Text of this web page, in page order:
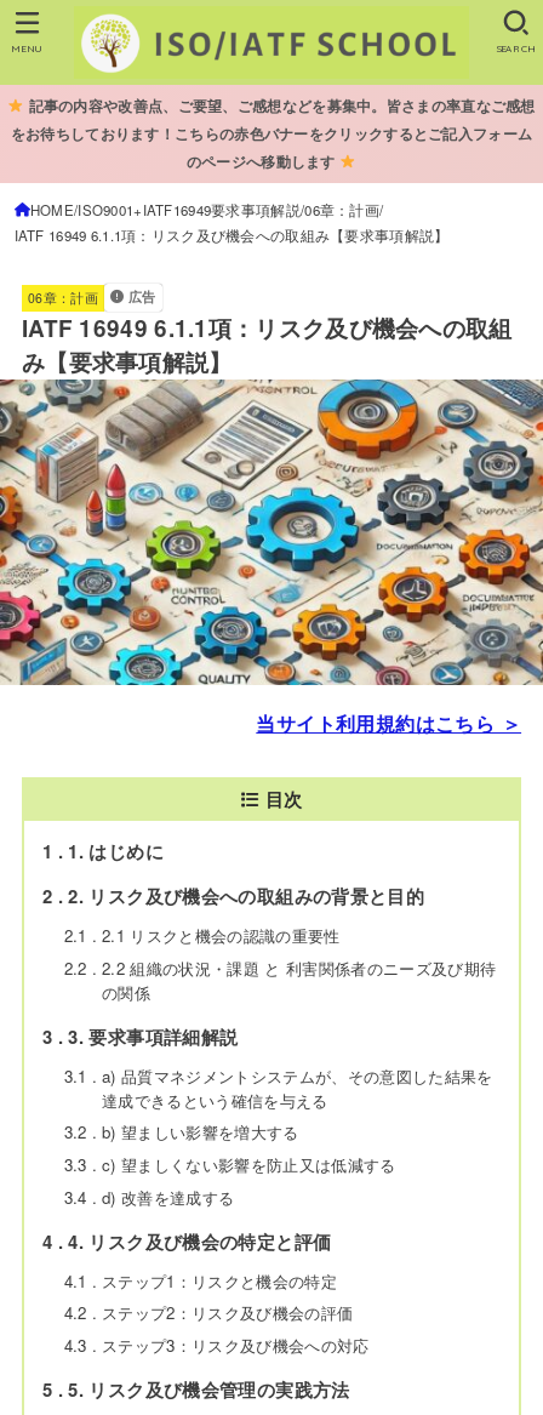
SEARCH
MENU
記事の内容や改善点、ご要望、ご感想などを募集中。皆さまの率直なご感想
をお待ちしております！こちらの赤色バナーをクリックするとご記入フォーム
のページへ移動します
HOME ISO9001+IATF16949要求事項解説 06章：計画
IATF 16949 6.1.1項：リスク及び機会への取組み【要求事項解説】
06章：計画 広告
IATF 16949 6.1.1項：リスク及び機会への取組
み【要求事項解説】
当サイト利用規約はこちら ＞
目次
1
1. はじめに
2
2. リスク及び機会への取組みの背景と目的
2.1
2.1 リスクと機会の認識の重要性
2.2
2.2 組織の状況・課題 と 利害関係者のニーズ及び期待
の関係
3 3. 要求事項詳細解説
3.1
a) 品質マネジメントシステムが、その意図した結果を
達成できるという確信を与える
3.2
b) 望ましい影響を増大する
3.3
c) 望ましくない影響を防止又は低減する
3.4
d) 改善を達成する
4 4. リスク及び機会の特定と評価
4.1
ステップ1：リスクと機会の特定
4.2
ステップ2：リスク及び機会の評価
4.3
ステップ3：リスク及び機会への対応
5
5. リスク及び機会管理の実践方法